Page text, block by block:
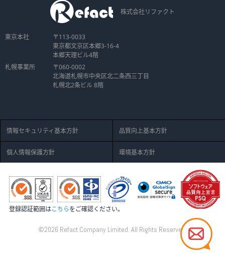
株式会社リファクト
東京本社
〒113-0033
東京都文京区本郷3-16-4
本郷天理ビル4階
札幌事業所
〒060-0002
北海道札幌市中央区北二条西三丁目
札幌北2条ビル 8階
情報セキュリティ基本方針 品質向上基本方針
個人情報保護方針 環境基本方針
登録認証範囲はこちらをご確認ください。
©2026 Refact Company Limited. All Rights Reserved.